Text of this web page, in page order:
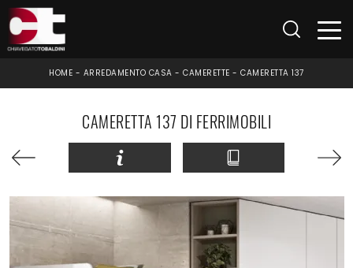
HOME - ARREDAMENTO CASA -CAMERETTE -CAMERETTA 137
CAMERETTA 137 DI FERRIMOBILI